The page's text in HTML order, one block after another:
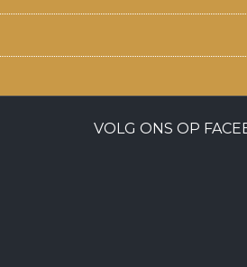
VOLG ONS OP